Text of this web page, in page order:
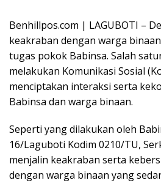
Benhillpos.com | LAGUBOTI –
keakraban dengan warga
tugas pokok Babinsa. Salah
melakukan Komunikasi Sosial
menciptakan interaksi serta
Babinsa dan warga binaan.
Seperti yang dilakukan oleh
16/Laguboti Kodim 0210/TU,
menjalin keakraban serta
dengan warga binaan yang